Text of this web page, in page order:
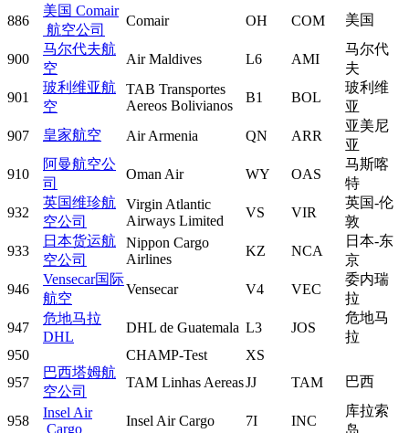
886
美国 Comair
航空公司
Comair OH COM 美国
900
马尔代夫航
空
Air Maldives L6 AMI
马尔代
夫
901
玻利维亚航
空
TAB Transportes
Aereos Bolivianos
B1 BOL
玻利维
亚
907
皇家航空 Air Armenia QN ARR
亚美尼
亚
910
阿曼航空公
司
Oman Air WY OAS
马斯喀
特
932
英国维珍航
空公司
Virgin Atlantic
Airways Limited
VS VIR
英国-伦
敦
933
日本货运航
空公司
Nippon Cargo
Airlines
KZ NCA
日本-东
京
946
Vensecar国际
航空
Vensecar V4 VEC
委内瑞
拉
947
危地马拉
DHL
DHL de Guatemala L3 JOS
危地马
拉
950
CHAMP-Test
XS
957
巴西塔姆航
空公司
TAM Linhas AereasJJ TAM 巴西
958
Insel Air
Cargo
Insel Air Cargo 7I INC
库拉索
岛